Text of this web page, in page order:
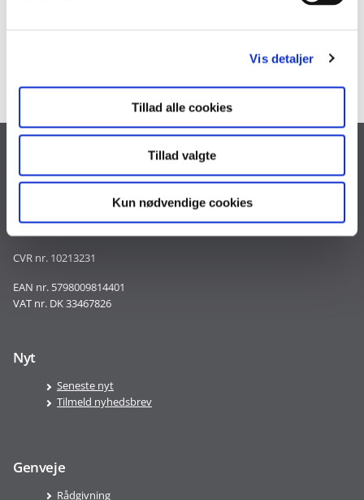
Vis detaljer
Tillad alle cookies
Tillad valgte
Kun nødvendige cookies
Landgreven 4
CVR nr. 10213231
EAN nr. 5798009814401
VAT nr. DK 33467826
Nyt
Seneste nyt
Tilmeld nyhedsbrev
Genveje
Rådgivning